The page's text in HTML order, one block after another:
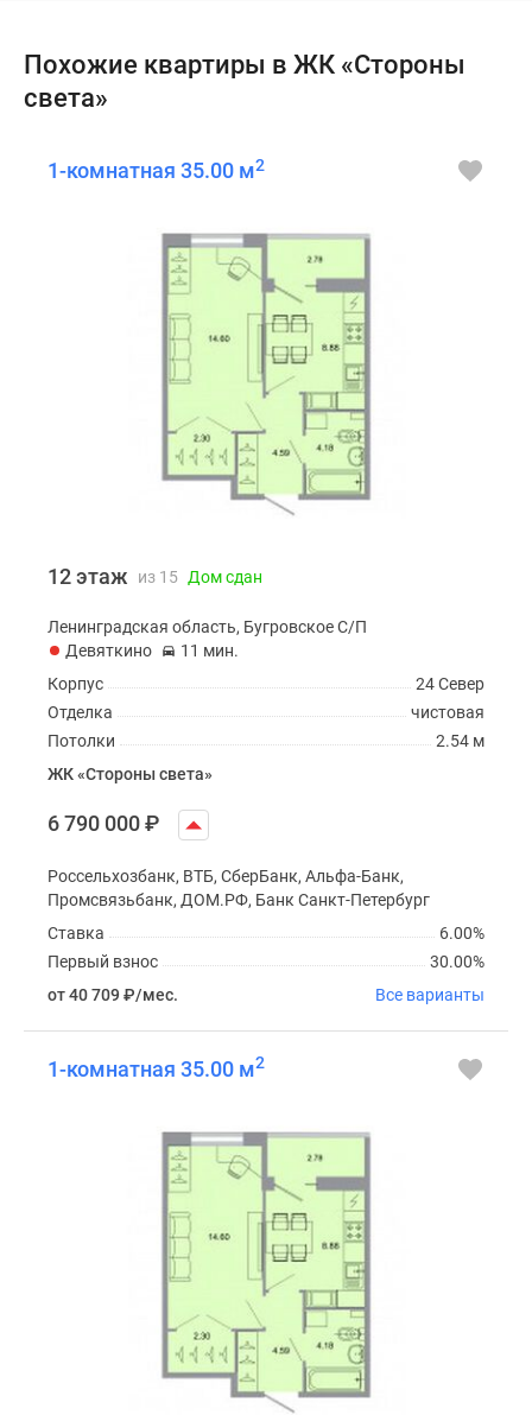
Похожие квартиры в ЖК «Стороны
света»
1-комнатная 35.00 м2
12 этаж из 15 Дом сдан
Ленинградская область, Бугровское С/П
Девяткино
11 мин.
24 Север
Корпус
чистовая
Отделка
2.54 м
Потолки
ЖК «Стороны света»
6 790 000₽
Россельхозбанк, ВТБ, СберБанк, Альфа-Банк,
Промсвязьбанк, ДОМ.РФ, Банк Санкт-Петербург
6.00%
Ставка
30.00%
Первый взнос
от 40 709 ₽/мес. Все варианты
1-комнатная 35.00 м2